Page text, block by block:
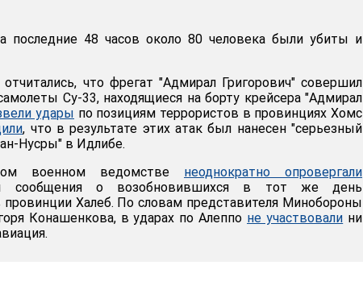
последние 48 часов около 80 человека были убиты и
что фрегат "Адмирал Григорович" совершил
Су-33, находящиеся на борту крейсера "Адмирал
удары по позициям террористов в провинциях Хомс
, что в результате этих атак был нанесен "серьезный
Нусры" в Идлибе.
военном ведомстве неоднократно опровергали
сообщения о возобновившихся в тот же день
Халеб. По словам представителя Минобороны
Конашенкова, в ударах по Алеппо не участвовали ни